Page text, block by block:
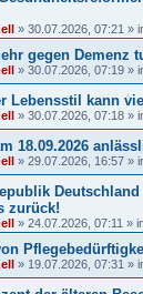
» 30.07.2026, 07:21 »
gegen Demenz
» 30.07.2026, 07:19 »
Lebensstil kann
» 30.07.2026, 07:18 »
18.09.2026
» 29.07.2026, 16:57 »
zurück!
» 24.07.2026, 07:11 »
» 19.07.2026, 07:31 »